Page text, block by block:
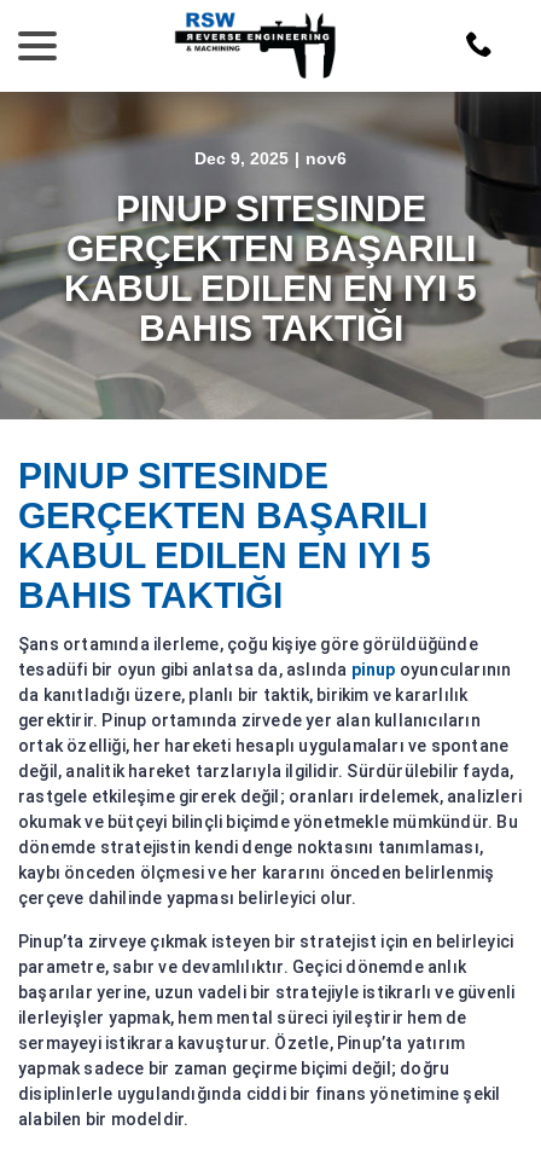
Content
Dec 9, 2025 | nov6
PINUP SITESINDE
GERÇEKTEN BAŞARILI
KABUL EDILEN EN IYI 5
BAHIS TAKTIĞI
PINUP SITESINDE
GERÇEKTEN BAŞARILI
KABUL EDILEN EN IYI 5
BAHIS TAKTIĞI
Şans ortamında ilerleme, çoğu kişiye göre görüldüğünde
tesadüfi bir oyun gibi anlatsa da, aslında pinup oyuncularının
da kanıtladığı üzere, planlı bir taktik, birikim ve kararlılık
gerektirir. Pinup ortamında zirvede yer alan kullanıcıların
ortak özelliği, her hareketi hesaplı uygulamaları ve spontane
değil, analitik hareket tarzlarıyla ilgilidir. Sürdürülebilir fayda,
rastgele etkileşime girerek değil; oranları irdelemek, analizleri
okumak ve bütçeyi bilinçli biçimde yönetmekle mümkündür. Bu
dönemde stratejistin kendi denge noktasını tanımlaması,
kaybı önceden ölçmesi ve her kararını önceden belirlenmiş
çerçeve dahilinde yapması belirleyici olur.
Pinup’ta zirveye çıkmak isteyen bir stratejist için en belirleyici
parametre, sabır ve devamlılıktır. Geçici dönemde anlık
başarılar yerine, uzun vadeli bir stratejiyle istikrarlı ve güvenli
ilerleyişler yapmak, hem mental süreci iyileştirir hem de
sermayeyi istikrara kavuşturur. Özetle, Pinup’ta yatırım
yapmak sadece bir zaman geçirme biçimi değil; doğru
disiplinlerle uygulandığında ciddi bir finans yönetimine şekil
alabilen bir modeldir.